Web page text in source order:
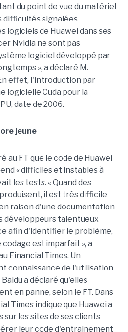
du point de vue du matériel
difficultés signalées
logiciels de Huawei dans ses
Nvidia ne sont pas
logiciel développé par
», a déclaré M.
effet, l'introduction par
logicielle Cuda pour la
date de 2006.
jeune
au FT que le code de Huawei
« difficiles et instables à
les tests. « Quand des
il est très difficile
raison d'une documentation
développeurs talentueux
afin d'identifier le problème,
est imparfait », a
Financial Times. Un
connaissance de l'utilisation
a déclaré qu'elles
en panne, selon le FT. Dans
Times indique que Huawei a
sur les sites de ses clients
leur code d'entrainement